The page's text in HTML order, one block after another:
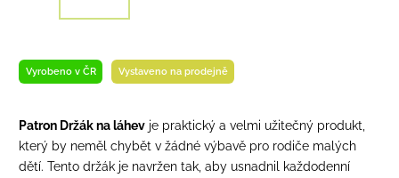
Vyrobeno v ČR Vystaveno na prodejně
Patron Držák na láhev je praktický a velmi užitečný produkt,
který by neměl chybět v žádné výbavě pro rodiče malých
dětí. Tento držák je navržen tak, aby usnadnil každodenní